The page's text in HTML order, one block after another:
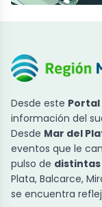
Desde este
información del
Desde Mar del
eventos que le
pulso de
Plata, Balcarce,
se encuentra